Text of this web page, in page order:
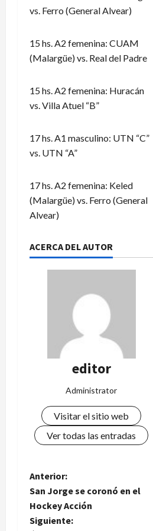
vs. Ferro (General Alvear)
15 hs. A2 femenina: CUAM
(Malargüe) vs. Real del Padre
15 hs. A2 femenina: Huracán
vs. Villa Atuel “B”
17 hs. A1 masculino: UTN “C”
vs. UTN “A”
17 hs. A2 femenina: Keled
(Malargüe) vs. Ferro (General
Alvear)
ACERCA DEL AUTOR
editor
Administrator
Visitar el sitio web
Ver todas las entradas
N
a
Anterior:
San Jorge se coronó en el
Hockey Acción
Siguiente: